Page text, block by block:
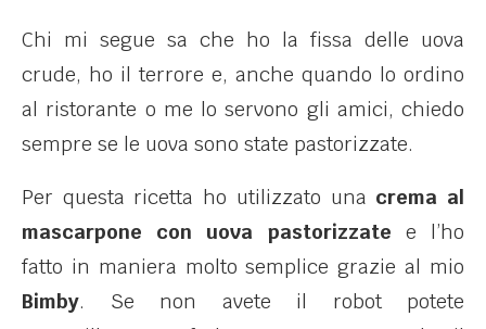
Chi mi segue sa che ho la fissa delle uova
crude, ho il terrore e, anche quando lo ordino
al ristorante o me lo servono gli amici, chiedo
sempre se le uova sono state pastorizzate.
Per questa ricetta ho utilizzato una crema al
mascarpone con uova pastorizzate e l’ho
fatto in maniera molto semplice grazie al mio
Bimby. Se non avete il robot potete